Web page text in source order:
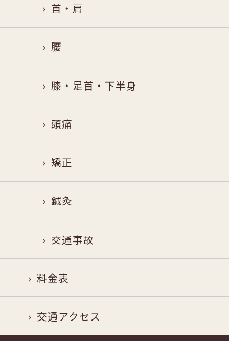
首・肩
腰
膝・足首・下半身
頭痛
矯正
鍼灸
交通事故
料金表
交通アクセス